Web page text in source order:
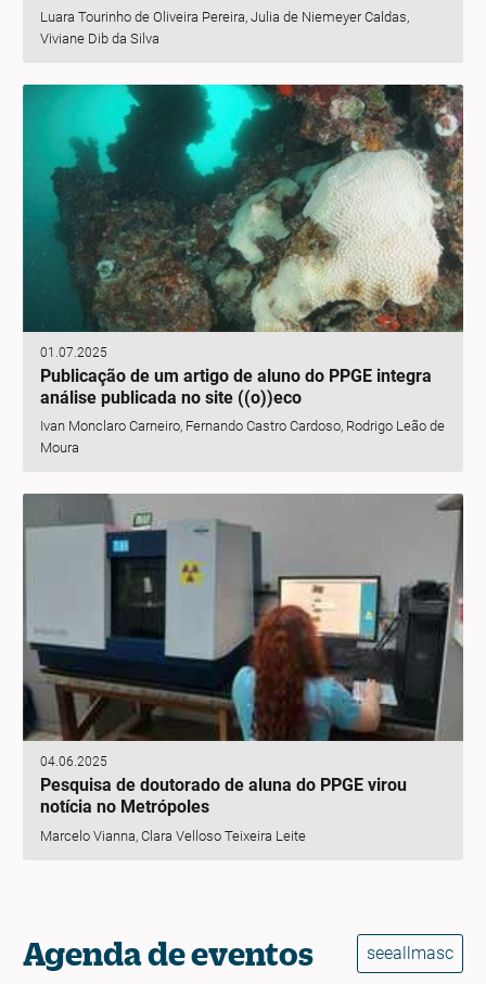
Luara Tourinho de Oliveira Pereira, Julia de Niemeyer Caldas,
Viviane Dib da Silva
01.07.2025
Publicação de um artigo de aluno do PPGE integra
análise publicada no site ((o))eco
Ivan Monclaro Carneiro, Fernando Castro Cardoso, Rodrigo Leão de
Moura
04.06.2025
Pesquisa de doutorado de aluna do PPGE virou
notícia no Metrópoles
Marcelo Vianna, Clara Velloso Teixeira Leite
Agenda de eventos seeallmasc